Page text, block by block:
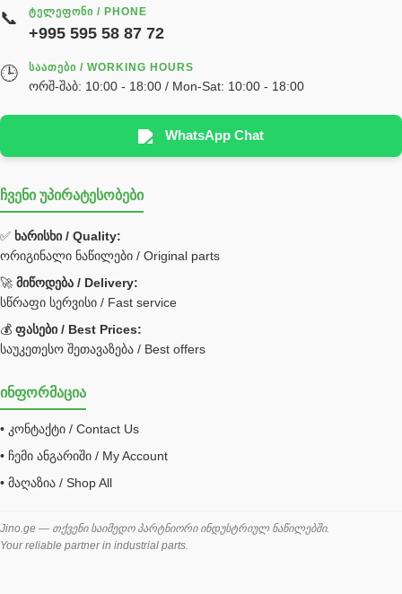
реек
სხადასხვა
Hyva
უჟანგავი ფოლადი
Bobcat ფილტრი
Caterpillar ფილტრი
JCB ფილტრი
ქვაბი გათბობა მილები
შემაერთებელი / გადამყვანი UNF ORFS
შემაერთებელი BSPP /გადამყვანი
შესაფუთი მანქანა ვაკუმით
შლანგი
საწვავის შლანგი
📞 ᲢᲔᲚᲔᲤᲝᲜᲘ / PHONE
+995 595 58 87 72
🕒 ᲡᲐᲐᲗᲔᲑᲘ / WORKING HOURS
ორშ-შაბ: 10:00 - 18:00 / Mon-Sat: 10:00 - 18:00
WhatsApp Chat
ჩვენი უპირატესობები
✅ ხარისხი / Quality:
ორიგინალი ნაწილები / Original parts
🚀 მიწოდება / Delivery:
სწრაფი სერვისი / Fast service
💰 ფასები / Best Prices:
საუკეთესო შეთავაზება / Best offers
ინფორმაცია
• კონტაქტი / Contact Us
• ჩემი ანგარიში / My Account
• მაღაზია / Shop All
Jino.ge — თქვენი საიმედო პარტნიორი ინდუსტრიულ ნაწილებში.
Your reliable partner in industrial parts.